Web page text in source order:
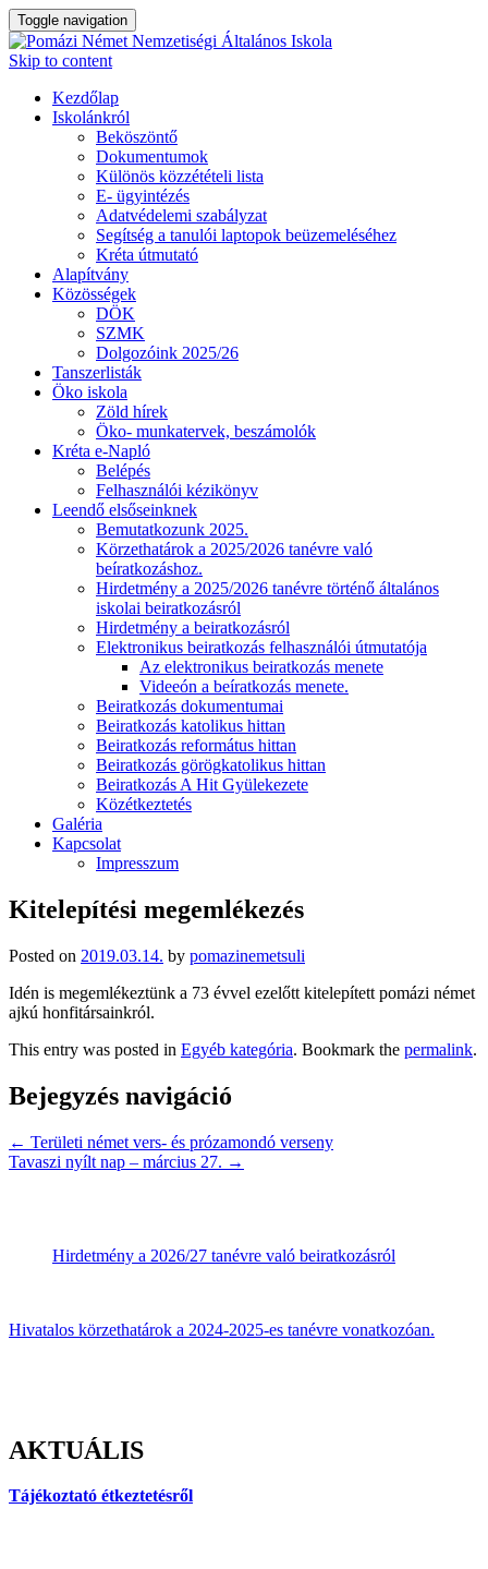
Toggle navigation
Skip to content
Kezdőlap
Iskolánkról
Beköszöntő
Dokumentumok
Különös közzétételi lista
E- ügyintézés
Adatvédelemi szabályzat
Segítség a tanulói laptopok beüzemeléséhez
Kréta útmutató
Alapítvány
Közösségek
DÖK
SZMK
Dolgozóink 2025/26
Tanszerlisták
Öko iskola
Zöld hírek
Öko- munkatervek, beszámolók
Kréta e-Napló
Belépés
Felhasználói kézikönyv
Leendő elsőseinknek
Bemutatkozunk 2025.
Körzethatárok a 2025/2026 tanévre való
beíratkozáshoz.
Hirdetmény a 2025/2026 tanévre történő általános
iskolai beiratkozásról
Hirdetmény a beiratkozásról
Elektronikus beiratkozás felhasználói útmutatója
Az elektronikus beiratkozás menete
Videeón a beíratkozás menete.
Beiratkozás dokumentumai
Beiratkozás katolikus hittan
Beiratkozás református hittan
Beiratkozás görögkatolikus hittan
Beiratkozás A Hit Gyülekezete
Közétkeztetés
Galéria
Kapcsolat
Impresszum
Kitelepítési megemlékezés
Posted on 2019.03.14. by pomazinemetsuli
Idén is megemlékeztünk a 73 évvel ezelőtt kitelepített pomázi német
ajkú honfitársainkról.
This entry was posted in Egyéb kategória. Bookmark the permalink.
Bejegyzés navigáció
← Területi német vers- és prózamondó verseny
Tavaszi nyílt nap – március 27. →
Hirdetmény a 2026/27 tanévre való beiratkozásról
Hivatalos körzethatárok a 2024-2025-es tanévre vonatkozóan.
AKTUÁLIS
Tájékoztató étkeztetésről